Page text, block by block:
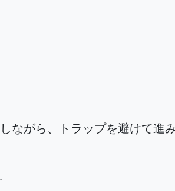
ながら、トラップを避けて進